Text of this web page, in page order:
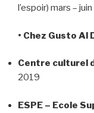
l’espoir) mars –
• Chez Gusto Al
Centre culturel
2019
ESPE – Ecole